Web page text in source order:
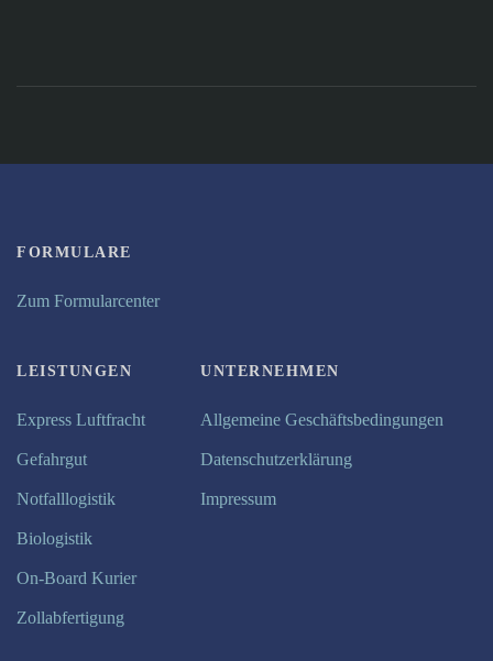
FORMULARE
Zum Formularcenter
LEISTUNGEN
Express Luftfracht
Gefahrgut
Notfalllogistik
Biologistik
On-Board Kurier
Zollabfertigung
UNTERNEHMEN
Allgemeine Geschäftsbedingungen
Datenschutzerklärung
Impressum